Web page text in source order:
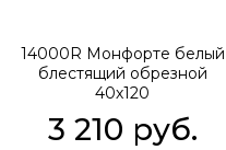
14000R Монфорте белый
блестящий обрезной
40х120
3 210 руб.